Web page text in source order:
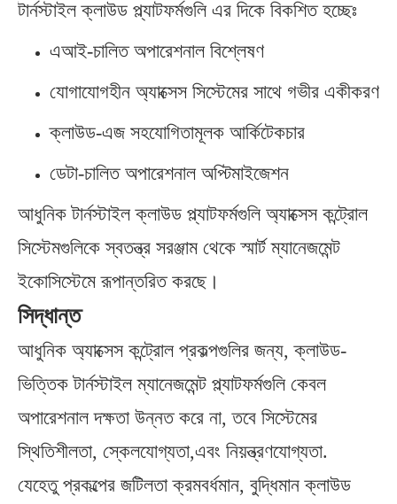
টার্নস্টাইল ক্লাউড প্ল্যাটফর্মগুলি এর দিকে বিকশিত হচ্ছেঃ
এআই-চালিত অপারেশনাল বিশ্লেষণ
যোগাযোগহীন অ্যাক্সেস সিস্টেমের সাথে গভীর একীকরণ
ক্লাউড-এজ সহযোগিতামূলক আর্কিটেকচার
ডেটা-চালিত অপারেশনাল অপ্টিমাইজেশন
আধুনিক টার্নস্টাইল ক্লাউড প্ল্যাটফর্মগুলি অ্যাক্সেস কন্ট্রোল
সিস্টেমগুলিকে স্বতন্ত্র সরঞ্জাম থেকে স্মার্ট ম্যানেজমেন্ট
ইকোসিস্টেমে রূপান্তরিত করছে।
সিদ্ধান্ত
আধুনিক অ্যাক্সেস কন্ট্রোল প্রকল্পগুলির জন্য, ক্লাউড-
ভিত্তিক টার্নস্টাইল ম্যানেজমেন্ট প্ল্যাটফর্মগুলি কেবল
অপারেশনাল দক্ষতা উন্নত করে না, তবে সিস্টেমের
স্থিতিশীলতা, স্কেলযোগ্যতা,এবং নিয়ন্ত্রণযোগ্যতা.
যেহেতু প্রকল্পের জটিলতা ক্রমবর্ধমান, বুদ্ধিমান ক্লাউড